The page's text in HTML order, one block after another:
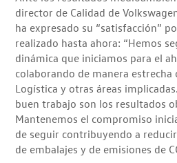
director de Calidad de
ha expresado su “satisfacción”
realizado hasta ahora: “Hemos
dinámica que iniciamos para el
colaborando de manera
Logística y otras áreas
buen trabajo son los resultados
Mantenemos el compromiso
de seguir contribuyendo a
de embalajes y de emisiones de